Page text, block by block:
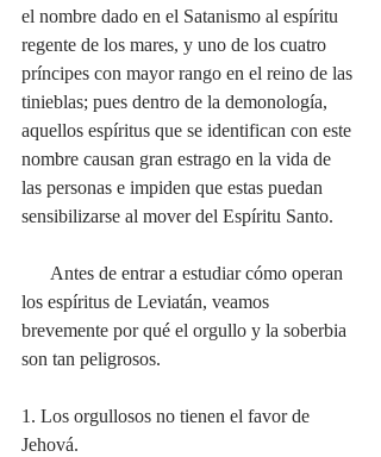
el nombre dado en el Satanismo al espíritu
regente de los mares, y uno de los cuatro
príncipes con mayor rango en el reino de las
tinieblas; pues dentro de la demonología,
aquellos espíritus que se identifican con este
nombre causan gran estrago en la vida de
las personas e impiden que estas puedan
sensibilizarse al mover del Espíritu Santo.
los espíritus de Leviatán, veamos
brevemente por qué el orgullo y la soberbia
son tan peligrosos.
1. Los orgullosos no tienen el favor de
Jehová.